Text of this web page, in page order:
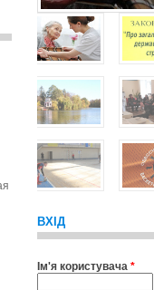
ВХІД
Ім'я користувача *